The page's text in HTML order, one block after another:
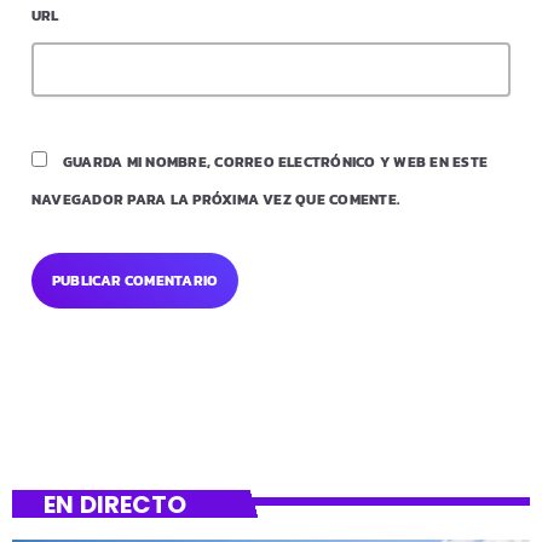
URL
GUARDA MI NOMBRE, CORREO ELECTRÓNICO Y WEB EN ESTE
NAVEGADOR PARA LA PRÓXIMA VEZ QUE COMENTE.
EN DIRECTO